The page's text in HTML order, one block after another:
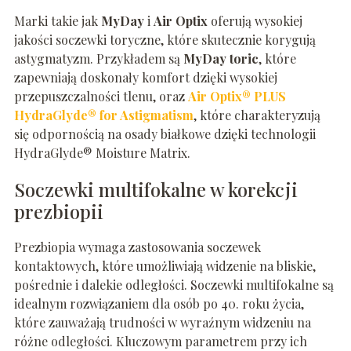
Marki takie jak MyDayiAir Optixoferują wysokiej
jakości soczewki toryczne, które skutecznie korygują
astygmatyzm. Przykładem są MyDay toric, które
zapewniają doskonały komfort dzięki wysokiej
przepuszczalności tlenu, orazAir Optix® PLUS
HydraGlyde® for Astigmatism, które charakteryzują
się odpornością na osady białkowe dzięki technologii
HydraGlyde® Moisture Matrix.
Soczewki multifokalne w korekcji
prezbiopii
Prezbiopia wymaga zastosowania soczewek
kontaktowych, które umożliwiają widzenie na bliskie,
pośrednie i dalekie odległości. Soczewki multifokalne są
idealnym rozwiązaniem dla osób po 40. roku życia,
które zauważają trudności w wyraźnym widzeniu na
różne odległości. Kluczowym parametrem przy ich